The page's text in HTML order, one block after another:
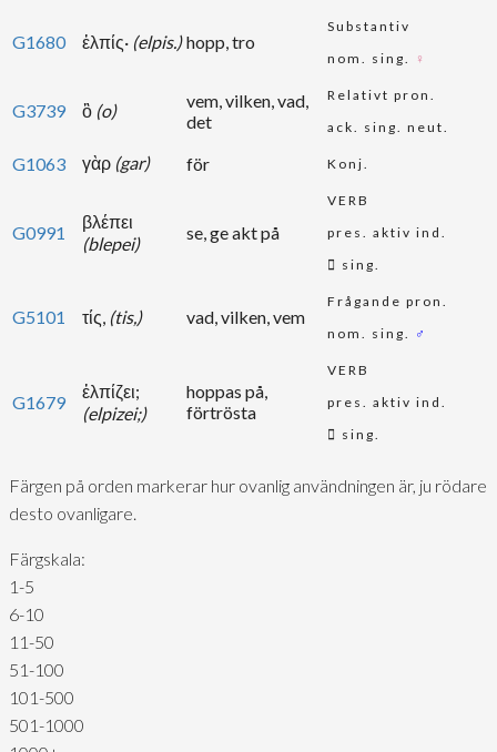
G1680 ἐλπίς· (elpis.) hopp, tro
Substantiv
nom. sing.
♀
G3739 ὃ (o)
vem, vilken, vad,
det
Relativt pron.
ack. sing. neut.
G1063 γὰρ (gar) för Konj.
G0991
βλέπει
(blepei)
se, ge akt på
VERB
pres. aktiv ind.
sing.
G5101 τίς, (tis,) vad, vilken, vem
Frågande pron.
nom. sing. ♂
G1679
ἐλπίζει;
(elpizei;)
hoppas på,
förtrösta
VERB
pres. aktiv ind.
sing.
Färgen på orden markerar hur ovanlig användningen är, ju rödare
desto ovanligare.
Färgskala:
1-5
6-10
11-50
51-100
101-500
501-1000